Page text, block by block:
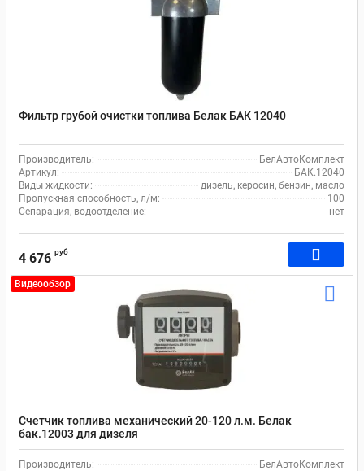
Фильтр грубой очистки топлива Белак БАК 12040
Производитель:
БелАвтоКомплект
Артикул:
БАК.12040
Виды жидкости:
дизель, керосин, бензин, масло
Пропускная способность, л/м:
100
Сепарация, водоотделение:
нет
4 676 руб
Видеообзор
Счетчик топлива механический 20-120 л.м. Белак
бак.12003 для дизеля
Производитель:
БелАвтоКомплект